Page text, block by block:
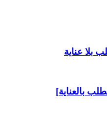
بلا عناية
بالعناية]